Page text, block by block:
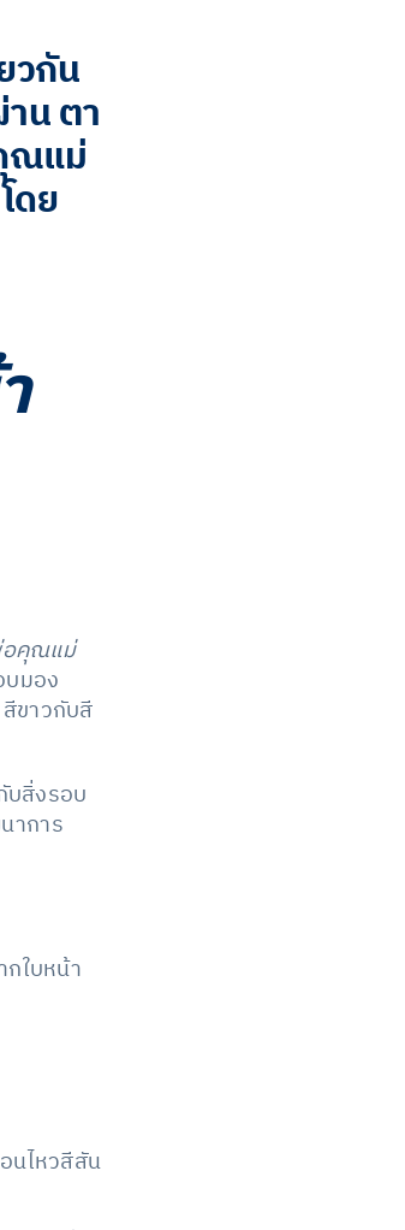
วกัน
น ตา
ณแม่
ดย
อคุณแม่
มอง
ขาวกับสี
บสิ่งรอบ
าการ
ใบหน้า
นไหวสีสัน